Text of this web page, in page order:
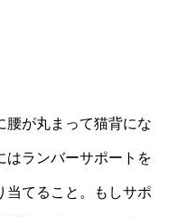
腰が丸まって猫背にな
はランバーサポートを
当てること。もしサポ